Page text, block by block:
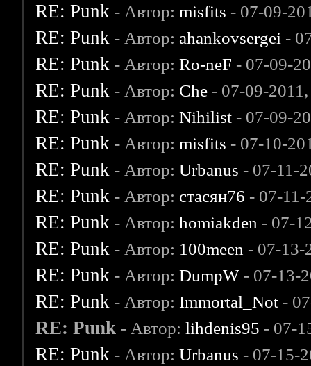
RE: Punk - Автор:misfits - 07-09-
RE: Punk - Автор: ahankovsergei -
RE: Punk - Автор:Ro-neF - 07-09-
RE: Punk - Автор: Che - 07-09-
RE: Punk - Автор:Nihilist - 07-09-
RE: Punk - Автор:misfits - 07-10-
RE: Punk - Автор:Urbanus - 07-11-
RE: Punk - Автор: стасян76 - 07-11-
RE: Punk - Автор:homiakden - 07-
RE: Punk - Автор: 100meen - 07-13-
RE: Punk - Автор:DumpW - 07-13-
RE: Punk - Автор: Immortal_Not -
RE: Punk - Автор:lihdenis95 - 07-
RE: Punk - Автор:Urbanus - 07-15-